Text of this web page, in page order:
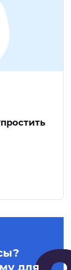
для